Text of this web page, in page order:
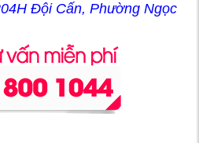
Đội Cấn, Phường Ngọc